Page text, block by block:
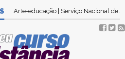
Arte-educação | Serviço Nacional de